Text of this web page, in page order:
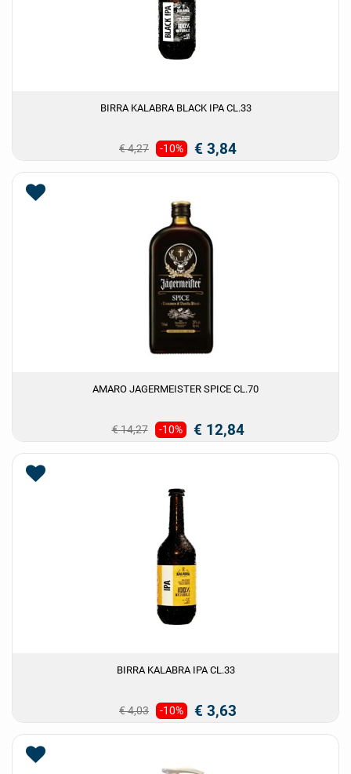
BIRRA KALABRA BLACK IPA CL.33
€ 4,27 -10% € 3,84
AMARO JAGERMEISTER SPICE CL.70
€ 14,27 -10% € 12,84
BIRRA KALABRA IPA CL.33
€ 4,03 -10% € 3,63